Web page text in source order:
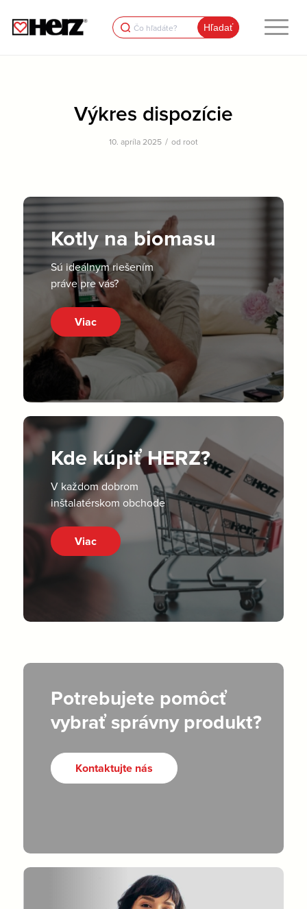
Search
for:
Výkres dispozície
10. apríla 2025 / od root
Kotly na biomasu
Sú ideálnym riešením
práve pre vás?
Viac
Kde kúpiť HERZ?
V každom dobrom
inštalatérskom obchode
Viac
Potrebujete pomôcť
vybrať správny produkt?
Kontaktujte nás